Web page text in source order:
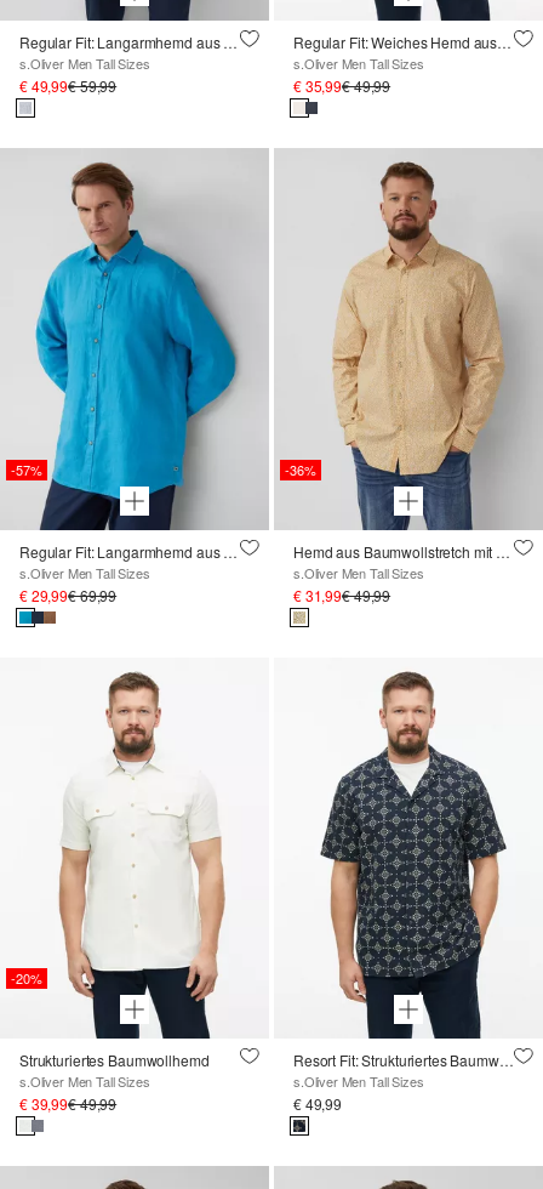
Regular Fit: Langarmhemd aus Leinenmix mit Streifen
s.Oliver Men Tall Sizes
€ 49,99€ 59,99
Regular Fit: Weiches Hemd aus Baumwoll-Modal-Mix
s.Oliver Men Tall Sizes
€ 35,99€ 49,99
-57%
Regular Fit: Langarmhemd aus Leinen
s.Oliver Men Tall Sizes
€ 29,99€ 69,99
-36%
Hemd aus Baumwollstretch mit All-over-Print
s.Oliver Men Tall Sizes
€ 31,99€ 49,99
-20%
Strukturiertes Baumwollhemd
s.Oliver Men Tall Sizes
€ 39,99€ 49,99
Resort Fit: Strukturiertes Baumwollhemd mit All-over-Print
s.Oliver Men Tall Sizes
€ 49,99